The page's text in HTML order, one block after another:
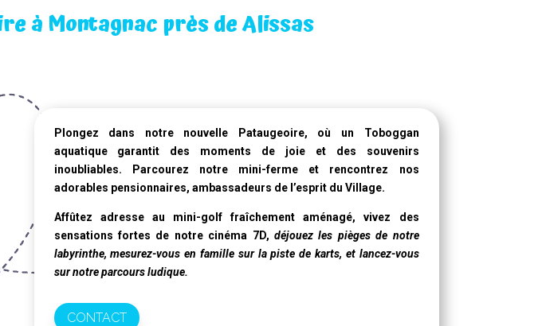
à Montagnac près de Alissas
Plongez dans notre nouvelle Pataugeoire, où un Toboggan
aquatiquegarantit des moments de joie et des souvenirs
inoubliables. Parcourez notre mini-ferme et rencontrez nos
adorables pensionnaires, ambassadeurs de l’esprit du Village.
Affûtez adresse au mini-golf fraîchement aménagé, vivez des
sensations fortes de notre cinéma 7D, déjouez les pièges de notre
labyrinthe, mesurez-vous en famille sur la piste de karts, et lancez-vous
sur notre parcours ludique.
CONTACT